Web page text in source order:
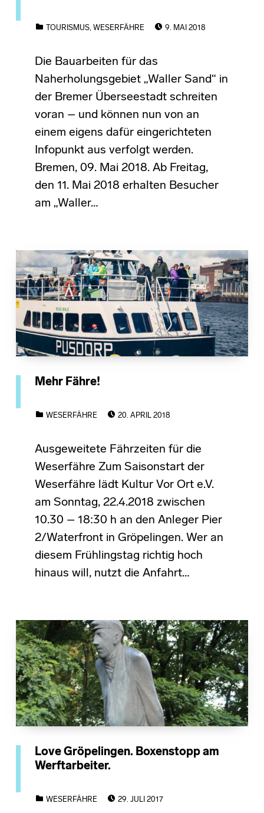
TOURISMUS, WESERFÄHRE
9. MAI 2018
Die Bauarbeiten für das
Naherholungsgebiet „Waller Sand“ in
der Bremer Überseestadt schreiten
voran – und können nun von an
einem eigens dafür eingerichteten
Infopunkt aus verfolgt werden.
Bremen, 09. Mai 2018. Ab Freitag,
den 11. Mai 2018 erhalten Besucher
am „Waller…
Mehr Fähre!
WESERFÄHRE
20. APRIL 2018
Ausgeweitete Fährzeiten für die
Weserfähre Zum Saisonstart der
Weserfähre lädt Kultur Vor Ort e.V.
am Sonntag, 22.4.2018 zwischen
10.30 – 18:30 h an den Anleger Pier
2/Waterfront in Gröpelingen. Wer an
diesem Frühlingstag richtig hoch
hinaus will, nutzt die Anfahrt…
Love Gröpelingen. Boxenstopp am
Werftarbeiter.
WESERFÄHRE
29. JULI 2017